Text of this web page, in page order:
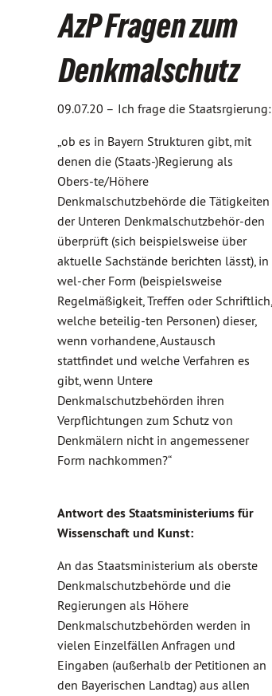
AzP Fragen zum
Denkmalschutz
09.07.20 – Ich frage die Staatsrgierung:
„ob es in Bayern Strukturen gibt, mit
denen die (Staats-)Regierung als
Obers-te/Höhere
Denkmalschutzbehörde die Tätigkeiten
der Unteren Denkmalschutzbehör-den
überprüft (sich beispielsweise über
aktuelle Sachstände berichten lässt), in
wel-cher Form (beispielsweise
Regelmäßigkeit, Treffen oder Schriftlich,
welche beteilig-ten Personen) dieser,
wenn vorhandene, Austausch
stattfindet und welche Verfahren es
gibt, wenn Untere
Denkmalschutzbehörden ihren
Verpflichtungen zum Schutz von
Denkmälern nicht in angemessener
Form nachkommen?“
Antwort des Staatsministeriums für
Wissenschaft und Kunst:
An das Staatsministerium als oberste
Denkmalschutzbehörde und die
Regierungen als Höhere
Denkmalschutzbehörden werden in
vielen Einzelfällen Anfragen und
Eingaben (außerhalb der Petitionen an
den Bayerischen Landtag) aus allen